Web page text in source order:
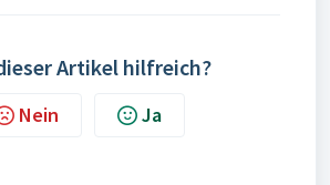
Artikel hilfreich?
Nein Ja